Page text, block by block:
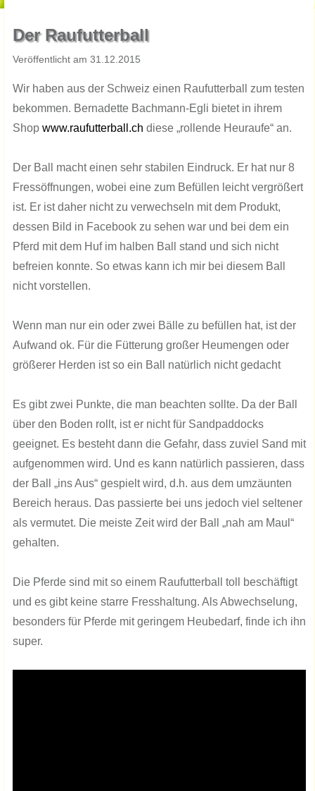
​Der Raufutterball
​Veröffentlicht am ​31.​​​12.201​​​5
Wir haben aus der Schweiz einen Raufutterball zum testen
bekommen. Bernadette Bachmann-Egli bietet in ihrem
Shop www.raufutterball.ch diese „rollende Heuraufe“ an.
Der Ball macht einen sehr stabilen Eindruck. Er hat nur 8
Fressöffnungen, wobei eine zum Befüllen leicht vergrößert
ist. Er ist daher nicht zu verwechseln mit dem Produkt,
dessen Bild in Facebook zu sehen war und bei dem ein
Pferd mit dem Huf im halben Ball stand und sich nicht
befreien konnte. So etwas kann ich mir bei diesem Ball
nicht vorstellen.
Wenn man nur ein oder zwei Bälle zu befüllen hat, ist der
Aufwand ok. Für die Fütterung großer Heumengen oder
größerer Herden ist so ein Ball natürlich nicht gedacht
Es gibt zwei Punkte, die man beachten sollte. Da der Ball
über den Boden rollt, ist er nicht für Sandpaddocks
geeignet. Es besteht dann die Gefahr, dass zuviel Sand mit
aufgenommen wird. Und es kann natürlich passieren, dass
der Ball „ins Aus“ gespielt wird, d.h. aus dem umzäunten
Bereich heraus. Das passierte bei uns jedoch viel seltener
als vermutet. Die meiste Zeit wird der Ball „nah am Maul“
gehalten.
Die Pferde sind mit so einem Raufutterball toll beschäftigt
und es gibt keine starre Fresshaltung. Als Abwechselung,
besonders für Pferde mit geringem Heubedarf, finde ich ihn
super.